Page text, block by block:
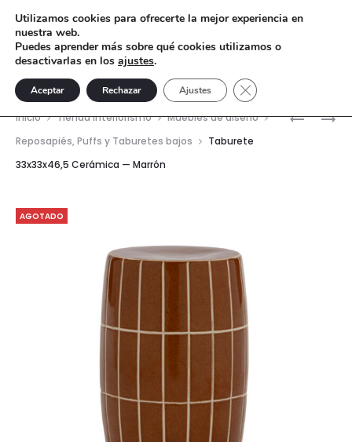
Inicio Tienda interiorismo
Muebles de diseño
Reposapiés, Puffs y Taburetes bajos
Taburete
33x33x46,5 Cerámica — Marrón
AGOTADO
Utilizamos cookies para ofrecerte la mejor experiencia en
nuestra web.
Puedes aprender más sobre qué cookies utilizamos o
desactivarlas en los ajustes.
Aceptar Rechazar Ajustes Cerrar el banner de